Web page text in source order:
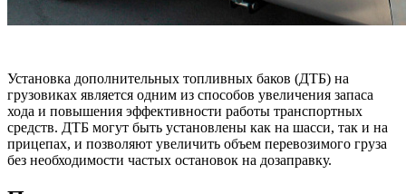
Установка дополнительных топливных баков (ДТБ) на
грузовиках является одним из способов увеличения запаса
хода и повышения эффективности работы транспортных
средств. ДТБ могут быть установлены как на шасси, так и на
прицепах, и позволяют увеличить объем перевозимого груза
без необходимости частых остановок на дозаправку.